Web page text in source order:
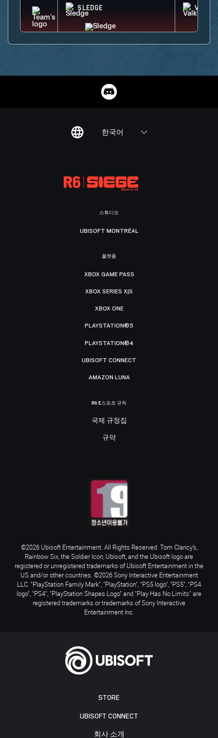
SLEDGE
한국어
STORE
UBISOFT CONNECT
회사 소개
스튜디오
UBISOFT MONTRÉAL
플랫폼
XBOX GAME PASS
XBOX SERIES X|S
XBOX ONE
PLAYSTATION®5
PLAYSTATION®4
UBISOFT CONNECT
AMAZON LUNA
R6 E스포츠 규칙
국제 규정집
규약
©2026 Ubisoft Entertainment. All Rights Reserved. Tom Clancy’s,
Rainbow Six, the Soldier Icon, Ubisoft, and the Ubisoft logo are
registered or unregistered trademarks of Ubisoft Entertainment in the
US and/or other countries. ©2026 Sony Interactive Entertainment
LLC. "PlayStation Family Mark", "PlayStation", "PS5 logo", "PS5", "PS4
logo", "PS4", "PlayStation Shapes Logo" and "Play Has No Limits" are
registered trademarks or trademarks of Sony Interactive
Entertainment Inc.